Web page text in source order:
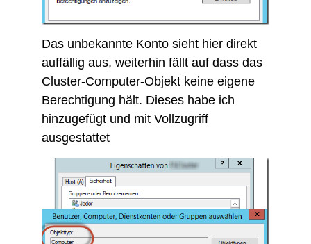
Das unbekannte Konto sieht hier direkt
auffällig aus, weiterhin fällt auf dass das
Cluster-Computer-Objekt keine eigene
Berechtigung hält. Dieses habe ich
hinzugefügt und mit Vollzugriff
ausgestattet